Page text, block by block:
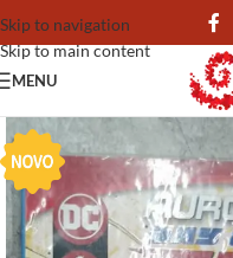
Skip to navigation
Skip to main content
MENU